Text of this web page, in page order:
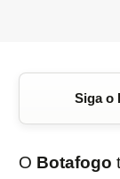
Siga o
O Botafogo